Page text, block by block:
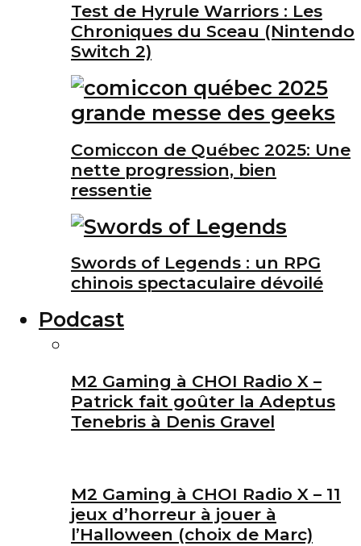
Test de Hyrule Warriors : Les
Chroniques du Sceau (Nintendo
Switch 2)
Comiccon de Québec 2025: Une
nette progression, bien
ressentie
Swords of Legends : un RPG
chinois spectaculaire dévoilé
Podcast
M2 Gaming à CHOI Radio X –
Patrick fait goûter la Adeptus
Tenebris à Denis Gravel
M2 Gaming à CHOI Radio X – 11
jeux d’horreur à jouer à
l’Halloween (choix de Marc)